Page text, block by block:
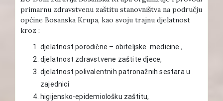
primarnu zdravstvenu zaštitu stanovništva na području
općine Bosanska Krupa, kao svoju trajnu djelatnost
kroz :
djelatnost porodične – obiteljske medicine ,
djelatnost zdravstvene zaštite djece,
djelatnost polivalentnih patronažnih sestara u
zajednici
higijensko-epidemiološku zaštitu,